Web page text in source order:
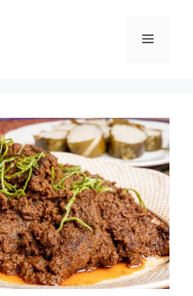
Menu